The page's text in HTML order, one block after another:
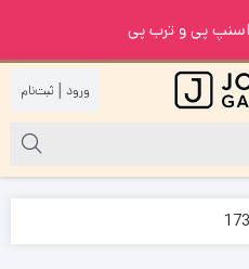
پی و ترب پی
|